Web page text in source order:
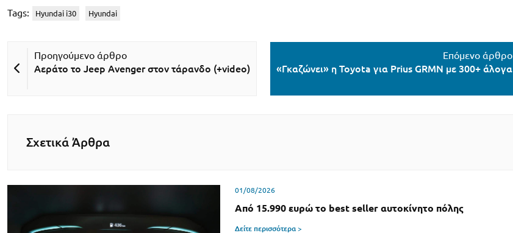
Tags: Hyundai i30 Hyundai
Αεράτο το Jeep Avenger στον τάρανδο (+video) «Γκαζώνει» η Toyota για Prius GRMN με 300+ άλογα
Σχετικά Άρθρα
01/08/2026
Από 15.990 ευρώ το best seller αυτοκίνητο πόλης
Δείτε περισσότερα >